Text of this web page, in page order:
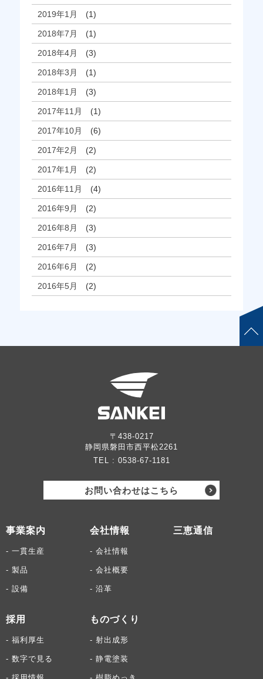
2019年1月 (1)
2018年7月 (1)
2018年4月 (3)
2018年3月 (1)
2018年1月 (3)
2017年11月 (1)
2017年10月 (6)
2017年2月 (2)
2017年1月 (2)
2016年11月 (4)
2016年9月 (2)
2016年8月 (3)
2016年7月 (3)
2016年6月 (2)
2016年5月 (2)
事業案内
- 一貫生産
- 製品
- 設備
会社情報
- 会社情報
- 会社概要
- 沿革
三恵通信
採用
- 福利厚生
- 数字で見る
ものづくり
- 射出成形
- 静電塗装
〒438-0217
静岡県磐田市西平松2261
TEL : 0538-67-1181
お問い合わせはこちら